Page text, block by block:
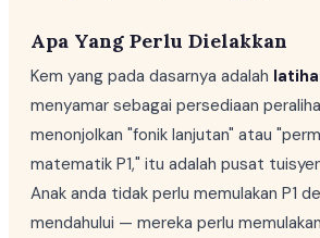
Apa Yang Perlu Dielakkan
Kem yang pada dasarnya adalah
menyamar sebagai persediaan
menonjolkan "fonik lanjutan" atau
matematik P1," itu adalah pusat
Anak anda tidak perlu memulakan P1
mendahului — mereka perlu